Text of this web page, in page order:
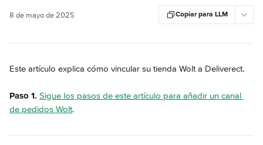
8 de mayo de 2025 Copiar para LLM
Este artículo explica cómo vincular su tienda Wolt a Deliverect.
Paso 1. Sigue los pasos de este artículo para añadir un canal
de pedidos Wolt.